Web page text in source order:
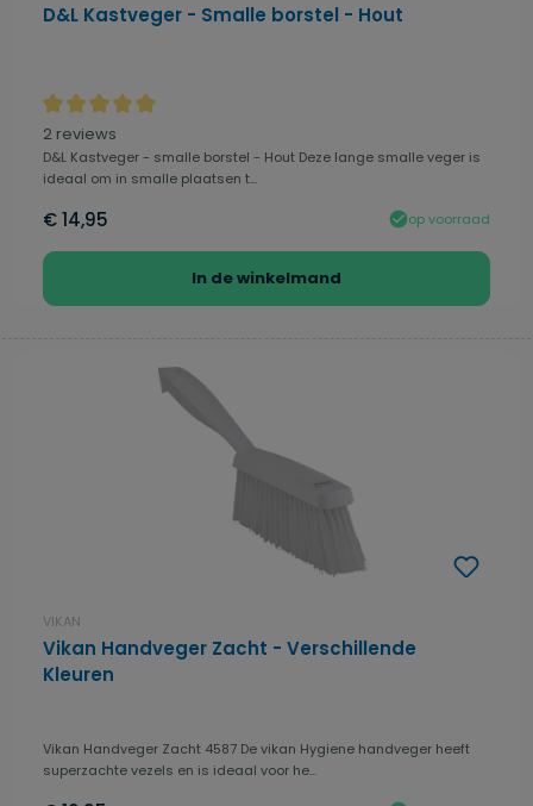
D&L Kastveger - Smalle borstel - Hout
Gemiddelde waardering van 5 van 5 sterren
2 reviews
D&L Kastveger - smalle borstel - Hout Deze lange smalle veger is
ideaal om in smalle plaatsen t...
€ 14,95 op voorraad
In de winkelmand
VIKAN
Vikan Handveger Zacht - Verschillende
Kleuren
Vikan Handveger Zacht 4587 De vikan Hygiene handveger heeft
superzachte vezels en is ideaal voor he...